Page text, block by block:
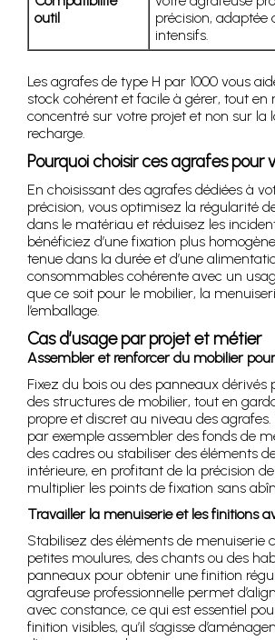
outil
précision, adaptée
intensifs.
Les agrafes de type H par 1000 vous
stock cohérent et facile à gérer, tout en
concentré sur votre projet et non sur la
recharge.
Pourquoi choisir ces agrafes pour
En choisissant des agrafes dédiées à
précision, vous optimisez la régularité
dans le matériau et réduisez les
bénéficiez d’une fixation plus
tenue dans la durée et d’une
consommables cohérente avec un
que ce soit pour le mobilier, la
l’emballage.
Cas d’usage par projet et métier
Assembler et renforcer du mobilier
Fixez du bois ou des panneaux dérivés
des structures de mobilier, tout en
propre et discret au niveau des
par exemple assembler des fonds de
des cadres ou stabiliser des éléments
intérieure, en profitant de la précision
multiplier les points de fixation sans
Travailler la menuiserie et les finitions
Stabilisez des éléments de menuiserie
petites moulures, des chants ou des
panneaux pour obtenir une finition
agrafeuse professionnelle permet
avec constance, ce qui est essentiel
finition visibles, qu’il s’agisse